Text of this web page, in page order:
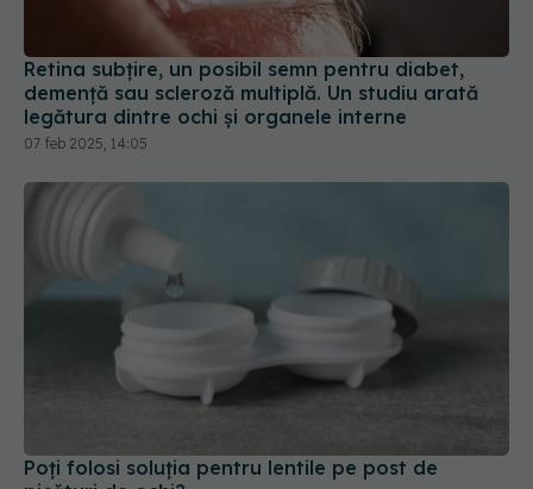
Retina subțire, un posibil semn pentru diabet,
demență sau scleroză multiplă. Un studiu arată
legătura dintre ochi și organele interne
07 feb 2025, 14:05
Poți folosi soluția pentru lentile pe post de